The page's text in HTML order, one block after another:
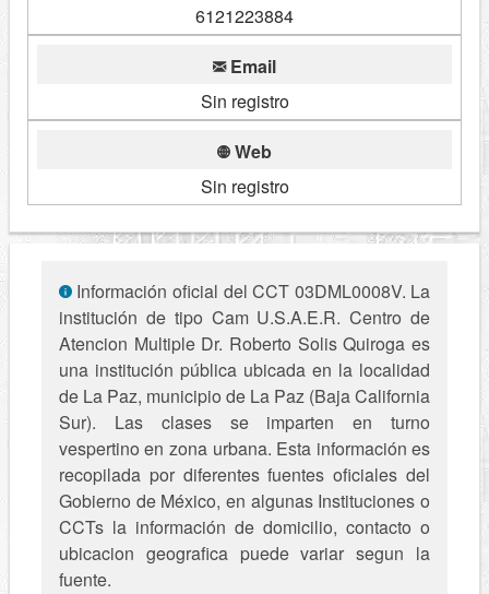
6121223884
Email
Sin registro
Web
Sin registro
Información oficial del CCT 03DML0008V. La
institución de tipo Cam U.S.A.E.R. Centro de
Atencion Multiple Dr. Roberto Solis Quiroga es
una institución pública ubicada en la localidad
de La Paz, municipio de La Paz (Baja California
Sur). Las clases se imparten en turno
vespertino en zona urbana. Esta información es
recopilada por diferentes fuentes oficiales del
Gobierno de México, en algunas Instituciones o
CCTs la información de domicilio, contacto o
ubicacion geografica puede variar segun la
fuente.